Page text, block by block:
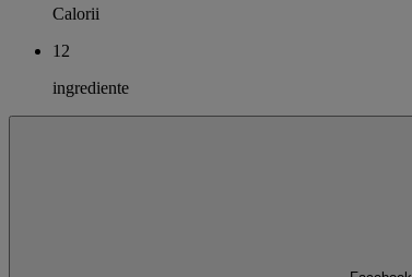
Calorii
12
ingrediente